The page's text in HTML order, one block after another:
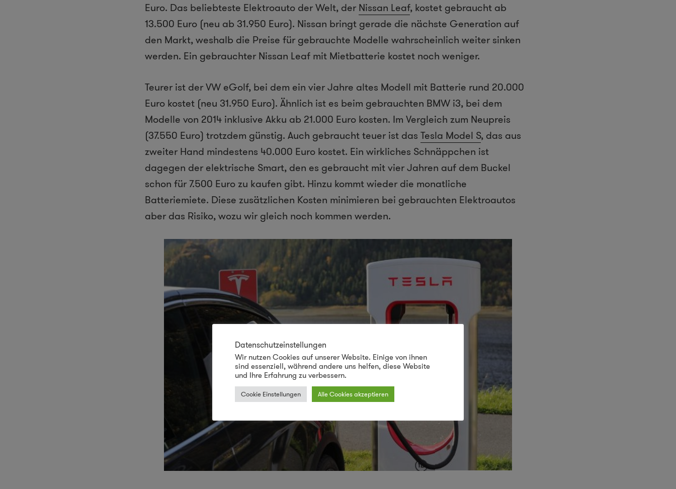
Euro. Das beliebteste Elektroauto der Welt, der Nissan Leaf, kostet gebraucht ab
13.500 Euro (neu ab 31.950 Euro). Nissan bringt gerade die nächste Generation auf
den Markt, weshalb die Preise für gebrauchte Modelle wahrscheinlich weiter sinken
werden. Ein gebrauchter Nissan Leaf mit Mietbatterie kostet noch weniger.
Teurer ist der VW eGolf, bei dem ein vier Jahre altes Modell mit Batterie rund 20.000
Euro kostet (neu 31.950 Euro). Ähnlich ist es beim gebrauchten BMW i3, bei dem
Modelle von 2014 inklusive Akku ab 21.000 Euro kosten. Im Vergleich zum Neupreis
(37.550 Euro) trotzdem günstig. Auch gebraucht teuer ist das Tesla Model S, das aus
zweiter Hand mindestens 40.000 Euro kostet. Ein wirkliches Schnäppchen ist
dagegen der elektrische Smart, den es gebraucht mit vier Jahren auf dem Buckel
schon für 7.500 Euro zu kaufen gibt. Hinzu kommt wieder die monatliche
Batteriemiete. Diese zusätzlichen Kosten minimieren bei gebrauchten Elektroautos
aber das Risiko, wozu wir gleich noch kommen werden.
Datenschutzeinstellungen
Wir nutzen Cookies auf unserer Website. Einige von ihnen
sind essenziell, während andere uns helfen, diese Website
und Ihre Erfahrung zu verbessern.
Cookie Einstellungen Alle Cookies akzeptieren